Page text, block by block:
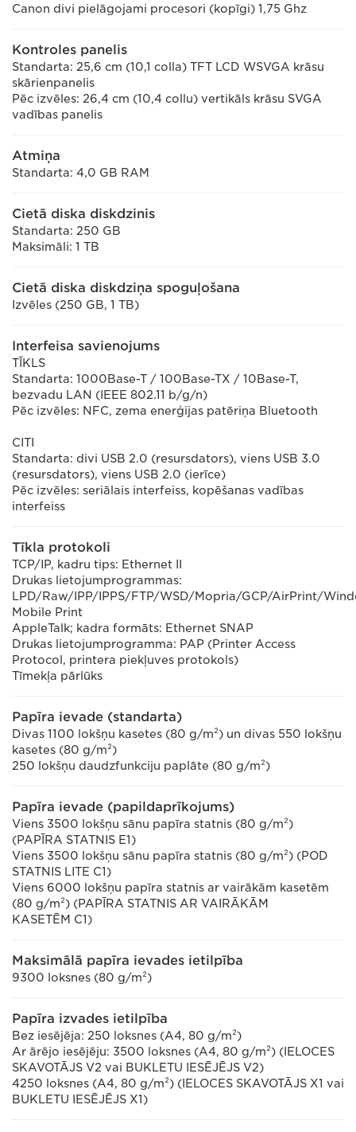
Canon divi pielāgojami procesori (kopīgi) 1,75 Ghz
Kontroles panelis
Standarta: 25,6 cm (10,1 colla) TFT LCD WSVGA krāsu
skārienpanelis
Pēc izvēles: 26,4 cm (10,4 collu) vertikāls krāsu SVGA
vadības panelis
Atmiņa
Standarta: 4,0 GB RAM
Cietā diska diskdzinis
Standarta: 250 GB
Maksimāli: 1 TB
Cietā diska diskdziņa spoguļošana
Izvēles (250 GB, 1 TB)
Interfeisa savienojums
TĪKLS
Standarta: 1000Base-T / 100Base-TX / 10Base-T,
bezvadu LAN (IEEE 802.11 b/g/n)
Pēc izvēles: NFC, zema enerģijas patēriņa Bluetooth
CITI
Standarta: divi USB 2.0 (resursdators), viens USB 3.0
(resursdators), viens USB 2.0 (ierīce)
Pēc izvēles: seriālais interfeiss, kopēšanas vadības
interfeiss
Tīkla protokoli
TCP/IP, kadru tips: Ethernet II
Drukas lietojumprogrammas:
LPD/Raw/IPP/IPPS/FTP/WSD/Mopria/GCP/AirPrint/
Mobile Print
AppleTalk; kadra formāts: Ethernet SNAP
Drukas lietojumprogramma: PAP (Printer Access
Protocol, printera piekļuves protokols)
Tīmekļa pārlūks
Papīra ievade (standarta)
Divas 1100 lokšņu kasetes (80 g/m²) un divas 550 lokšņu
kasetes (80 g/m²)
250 lokšņu daudzfunkciju paplāte (80 g/m²)
Papīra ievade (papildaprīkojums)
Viens 3500 lokšņu sānu papīra statnis (80 g/m²)
(PAPĪRA STATNIS E1)
Viens 3500 lokšņu sānu papīra statnis (80 g/m²) (POD
STATNIS LITE C1)
Viens 6000 lokšņu papīra statnis ar vairākām kasetēm
(80 g/m²) (PAPĪRA STATNIS AR VAIRĀKĀM
KASETĒM C1)
Maksimālā papīra ievades ietilpība
9300 loksnes (80 g/m²)
Papīra izvades ietilpība
Bez iesējēja: 250 loksnes (A4, 80 g/m²)
Ar ārējo iesējēju: 3500 loksnes (A4, 80 g/m²) (IELOCES
SKAVOTĀJS V2 vai BUKLETU IESĒJĒJS V2)
4250 loksnes (A4, 80 g/m²) (IELOCES SKAVOTĀJS X1 vai
BUKLETU IESĒJĒJS X1)